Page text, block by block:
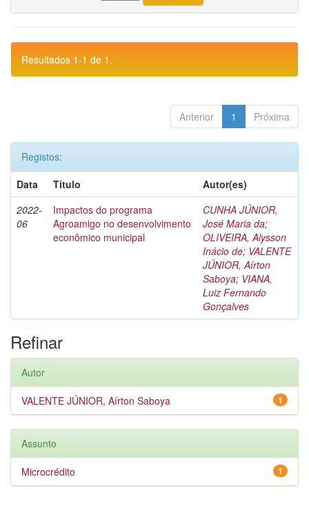
Resultados 1-1 de 1.
Anterior 1 Próxima
Registos:
Data
Título
Autor(es)
2022-
06
Impactos do programa
Agroamigo no desenvolvimento
econômico municipal
CUNHA JÚNIOR,
José Maria da;
OLIVEIRA, Alysson
Inácio de; VALENTE
JÚNIOR, Aírton
Saboya; VIANA,
Luiz Fernando
Gonçalves
Refinar
Autor
1
VALENTE JÚNIOR, Aírton Saboya
Assunto
1
Microcrédito